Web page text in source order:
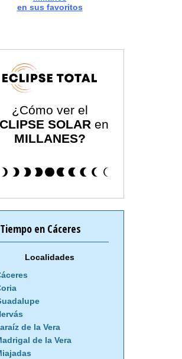
en sus favoritos
¿Cómo ver el
SOLAR en
MILLANES?
en Cáceres
Localidades
de la Vera
de la Vera